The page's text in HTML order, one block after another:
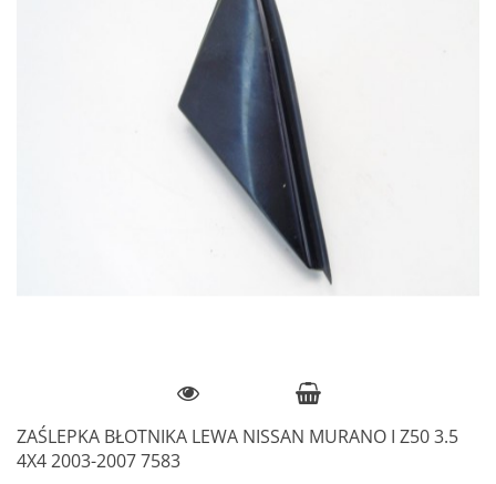
ZAŚLEPKA BŁOTNIKA LEWA NISSAN MURANO I Z50 3.5
4X4 2003-2007 7583